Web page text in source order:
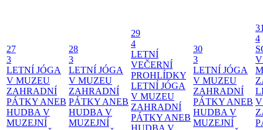
27
3
LETNÍ JÓGA
V MUZEU
ZAHRADNÍ
PÁTKY ANEB
HUDBA V
MUZEJNÍ
28
3
LETNÍ JÓGA
V MUZEU
ZAHRADNÍ
PÁTKY ANEB
HUDBA V
MUZEJNÍ
29
4
LETNÍ
VEČERNÍ
PROHLÍDKY
LETNÍ JÓGA
V MUZEU
ZAHRADNÍ
PÁTKY ANEB
30
3
LETNÍ JÓGA
V MUZEU
ZAHRADNÍ
PÁTKY ANEB
HUDBA V
MUZEJNÍ
4